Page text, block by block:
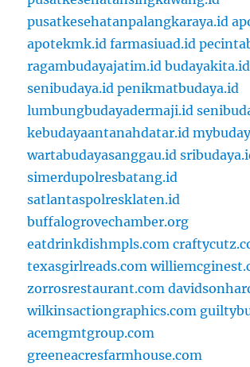
pusatkesehatanpalangkaraya.id
apotekmk.id farmasiuad.id
ragambudayajatim.id budayakita.id
senibudaya.id penikmatbudaya.id
lumbungbudayadermaji.id
kebudayaantanahdatar.id
wartabudayasanggau.id
simerdupolresbatang.id
satlantaspolresklaten.id
buffalogrovechamber.org
eatdrinkdishmpls.com
texasgirlreads.com
zorrosrestaurant.com
wilkinsactiongraphics.com
acemgmtgroup.com
greeneacresfarmhouse.com